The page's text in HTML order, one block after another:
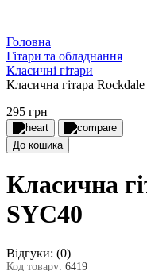
Головна
Гітари та обладнання
Класичні гітари
Класична гітара
295 грн
До кошика
Класична
SYC40
Відгуки: (0)
Код товару: 6419